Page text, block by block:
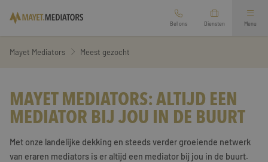
Bel ons Diensten Menu
Mediation bij scheiding
Financieel scheidingsrapport
Relatie mediation
Overige mediation
Zakelijke mediation
Oriëntatiegesprek aanvragen
Mayet Mediators Meest gezocht
MAYET MEDIATORS: ALTIJD EEN
MEDIATOR BIJ JOU IN DE BUURT
Met onze landelijke dekking en steeds verder groeiende netwerk
van eraren mediators is er altijd een mediator bij jou in de buurt.